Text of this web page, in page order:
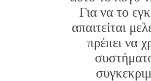
Για να το
απαιτείται
πρέπει να